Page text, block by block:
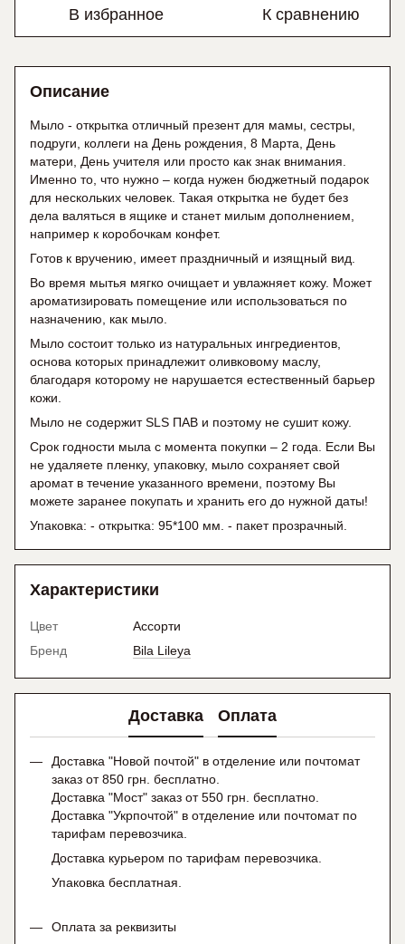
В избранное К сравнению
Описание
Мыло - открытка отличный презент для мамы, сестры,
подруги, коллеги на День рождения, 8 Марта, День
матери, День учителя или просто как знак внимания.
Именно то, что нужно – когда нужен бюджетный подарок
для нескольких человек. Такая открытка не будет без
дела валяться в ящике и станет милым дополнением,
например к коробочкам конфет.
Готов к вручению, имеет праздничный и изящный вид.
Во время мытья мягко очищает и увлажняет кожу. Может
ароматизировать помещение или использоваться по
назначению, как мыло.
Мыло состоит только из натуральных ингредиентов,
основа которых принадлежит оливковому маслу,
благодаря которому не нарушается естественный барьер
кожи.
Мыло не содержит SLS ПАВ и поэтому не сушит кожу.
Срок годности мыла с момента покупки – 2 года. Если Вы
не удаляете пленку, упаковку, мыло сохраняет свой
аромат в течение указанного времени, поэтому Вы
можете заранее покупать и хранить его до нужной даты!
Упаковка: - открытка: 95*100 мм. - пакет прозрачный.
Характеристики
Цвет
Ассорти
Бренд
Bila Lileya
Доставка Оплата
Доставка "Новой почтой" в отделение или почтомат
заказ от 850 грн. бесплатно.
Доставка "Мост" заказ от 550 грн. бесплатно.
Доставка "Укрпочтой" в отделение или почтомат по
тарифам перевозчика.
Доставка курьером по тарифам перевозчика.
Упаковка бесплатная.
Оплата за реквизиты